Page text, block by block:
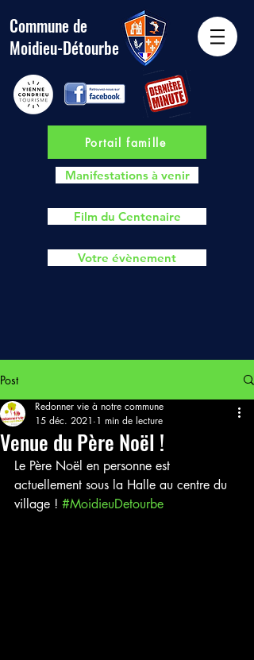
Commune de
Moidieu-Détourbe
Portail famille
Manifestations à venir
Film du Centenaire
Votre évènement
Post
Venue du Père Noël !
Redonner vie à notre commune
15 déc. 2021 1 min de lecture
Le Père Noël en personne est
actuellement sous la Halle au centre du
village ! #MoidieuDetourbe